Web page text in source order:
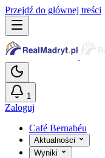
Przejdź do głównej treści
1
Zaloguj
Café Bernabéu
Aktualności
Wyniki